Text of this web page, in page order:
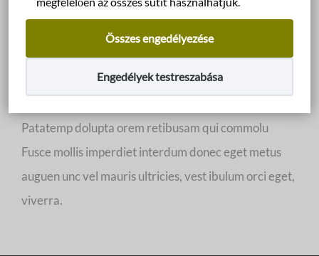
Összes engedélyezése
Engedélyek testreszabása
Sue Shei
BÁBELHAL DEVELOPER TEAM
Patatemp dolupta orem retibusam qui commolu
Fusce mollis imperdiet interdum donec eget metus
auguen unc vel mauris ultricies, vest ibulum orci eget,
viverra.